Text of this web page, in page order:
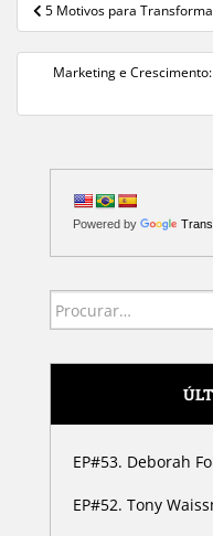
Navegação de
5 Motivos para
Marketing e
Powered by
Search for:
EP#53. Deborah
EP#52. Tony